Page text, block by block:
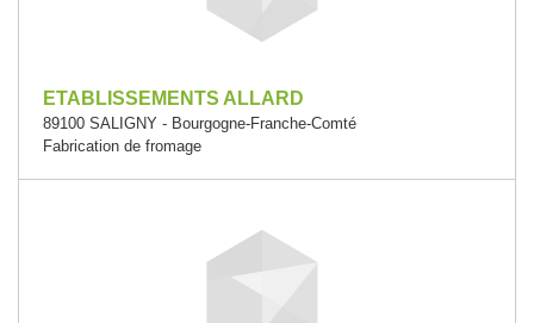
ETABLISSEMENTS ALLARD
89100 SALIGNY - Bourgogne-Franche-Comté
Fabrication de fromage